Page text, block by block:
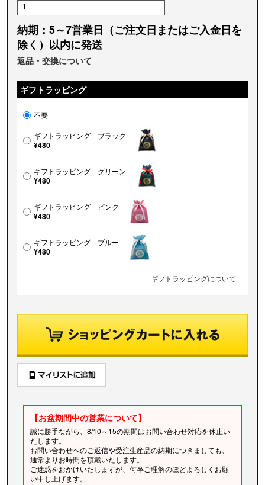
納期：5～7営業日（ご注文日またはご入金日を
除く）以内に発送
返品・交換について
ギフトラッピング
不要
ギフトラッピング ブラック
¥480
ギフトラッピング グリーン
¥480
ギフトラッピング ピンク
¥480
ギフトラッピング ブルー
¥480
ギフトラッピングについて
【お盆期間中の営業について】
誠に勝手ながら、8/10～15の期間はお問い合わせ対応を休止い
たします。
お問い合わせへのご返信や受注生産品の納期につきましても、
通常よりお時間を頂戴いたします。
ご迷惑をおかけいたしますが、何卒ご理解のほどよろしくお願
い申し上げます。